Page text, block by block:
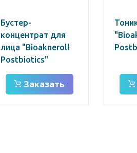
Бустер-
концентрат для
лица "Bioakneroll
Postbiotics"
Заказать